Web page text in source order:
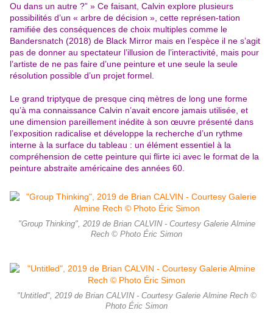
Ou dans un autre ?” » Ce faisant, Calvin explore plusieurs
possibilités d’un « arbre de décision », cette représen-tation
ramifiée des conséquences de choix multiples comme le
Bandersnatch (2018) de Black Mirror mais en l’espèce il ne s’agit
pas de donner au spectateur l’illusion de l’interactivité, mais pour
l’artiste de ne pas faire d’une peinture et une seule la seule
résolution possible d’un projet formel.
Le grand triptyque de presque cinq mètres de long une forme
qu’à ma connaissance Calvin n’avait encore jamais utilisée, et
une dimension pareillement inédite à son œuvre présenté dans
l’exposition radicalise et développe la recherche d’un rythme
interne à la surface du tableau : un élément essentiel à la
compréhension de cette peinture qui flirte ici avec le format de la
peinture abstraite américaine des années 60.
"Group Thinking", 2019 de Brian CALVIN - Courtesy Galerie Almine
Rech © Photo Éric Simon
"Untitled", 2019 de Brian CALVIN - Courtesy Galerie Almine Rech ©
Photo Éric Simon